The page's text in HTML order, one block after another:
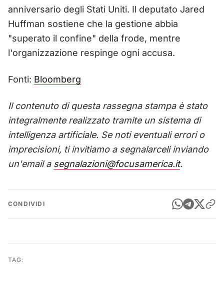
anniversario degli Stati Uniti. Il deputato Jared
Huffman sostiene che la gestione abbia
"superato il confine" della frode, mentre
l'organizzazione respinge ogni accusa.
Fonti: Bloomberg
Il contenuto di questa rassegna stampa è stato
integralmente realizzato tramite un sistema di
intelligenza artificiale. Se noti eventuali errori o
imprecisioni, ti invitiamo a segnalarceli inviando
un'email a segnalazioni@focusamerica.it.
CONDIVIDI
TAG: